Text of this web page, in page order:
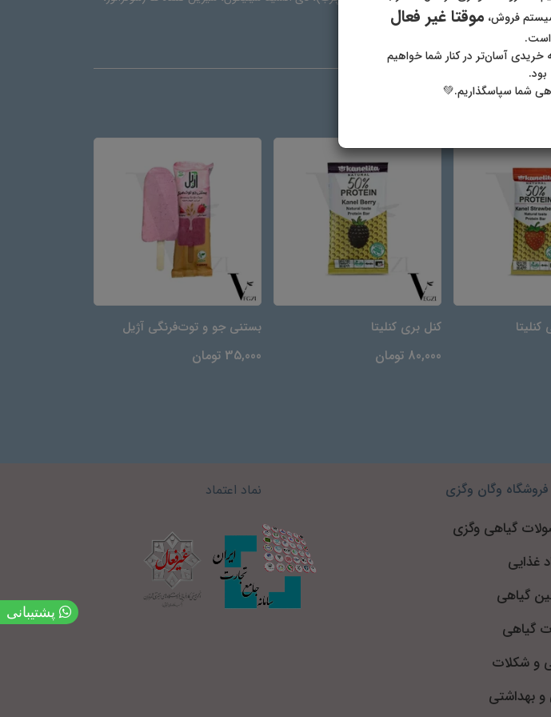
کنل بری کنلیتا
80,000 تومان
بستنی جو و توت‌فرنگی آژیل
35,000 تومان
فروش، موقتا غیر فعال
است.
خریدی آسان‌تر در کنار شما خواهیم
بود.
شما سپاسگذاریم.💚
وگان وگزی
گیاهی وگزی
غذایی
گیاهی
گیاهی
و شکلات
و بهداشتی
نماد اعتماد
پشتیبانی